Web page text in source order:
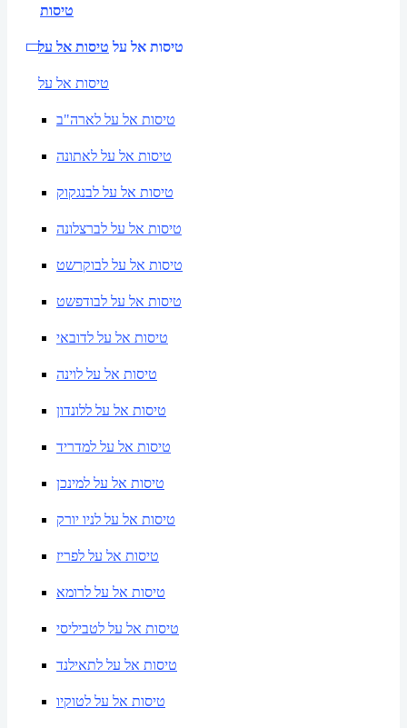
טיסות
טיסות אל על טיסות אל על
טיסות אל על
טיסות אל על לארה"ב
טיסות אל על לאתונה
טיסות אל על לבנגקוק
טיסות אל על לברצלונה
טיסות אל על לבוקרשט
טיסות אל על לבודפשט
טיסות אל על לדובאי
טיסות אל על לוינה
טיסות אל על ללונדון
טיסות אל על למדריד
טיסות אל על למינכן
טיסות אל על לניו יורק
טיסות אל על לפריז
טיסות אל על לרומא
טיסות אל על לטביליסי
טיסות אל על לתאילנד
טיסות אל על לטוקיו